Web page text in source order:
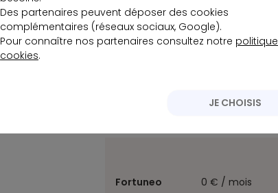
Banque
mensuel
minimum
Fortuneo 0 € / mois
Des partenaires peuvent déposer des cookies
complémentaires (réseaux sociaux, Google).
Pour connaître nos partenaires consultez notre politique
cookies.
JE CHOISIS